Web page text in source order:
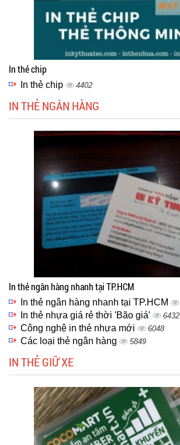
In thẻ chip
In thẻ chip 4402
IN THẺ NGÂN HÀNG
In thẻ ngân hàng nhanh tại TP.HCM
In thẻ ngân hàng nhanh tại TP.HCM
In thẻ nhựa giá rẻ thời 'Bão giá' 6432
Công nghệ in thẻ nhựa mới 6048
Các loại thẻ ngân hàng 5849
IN THẺ GIỮ XE